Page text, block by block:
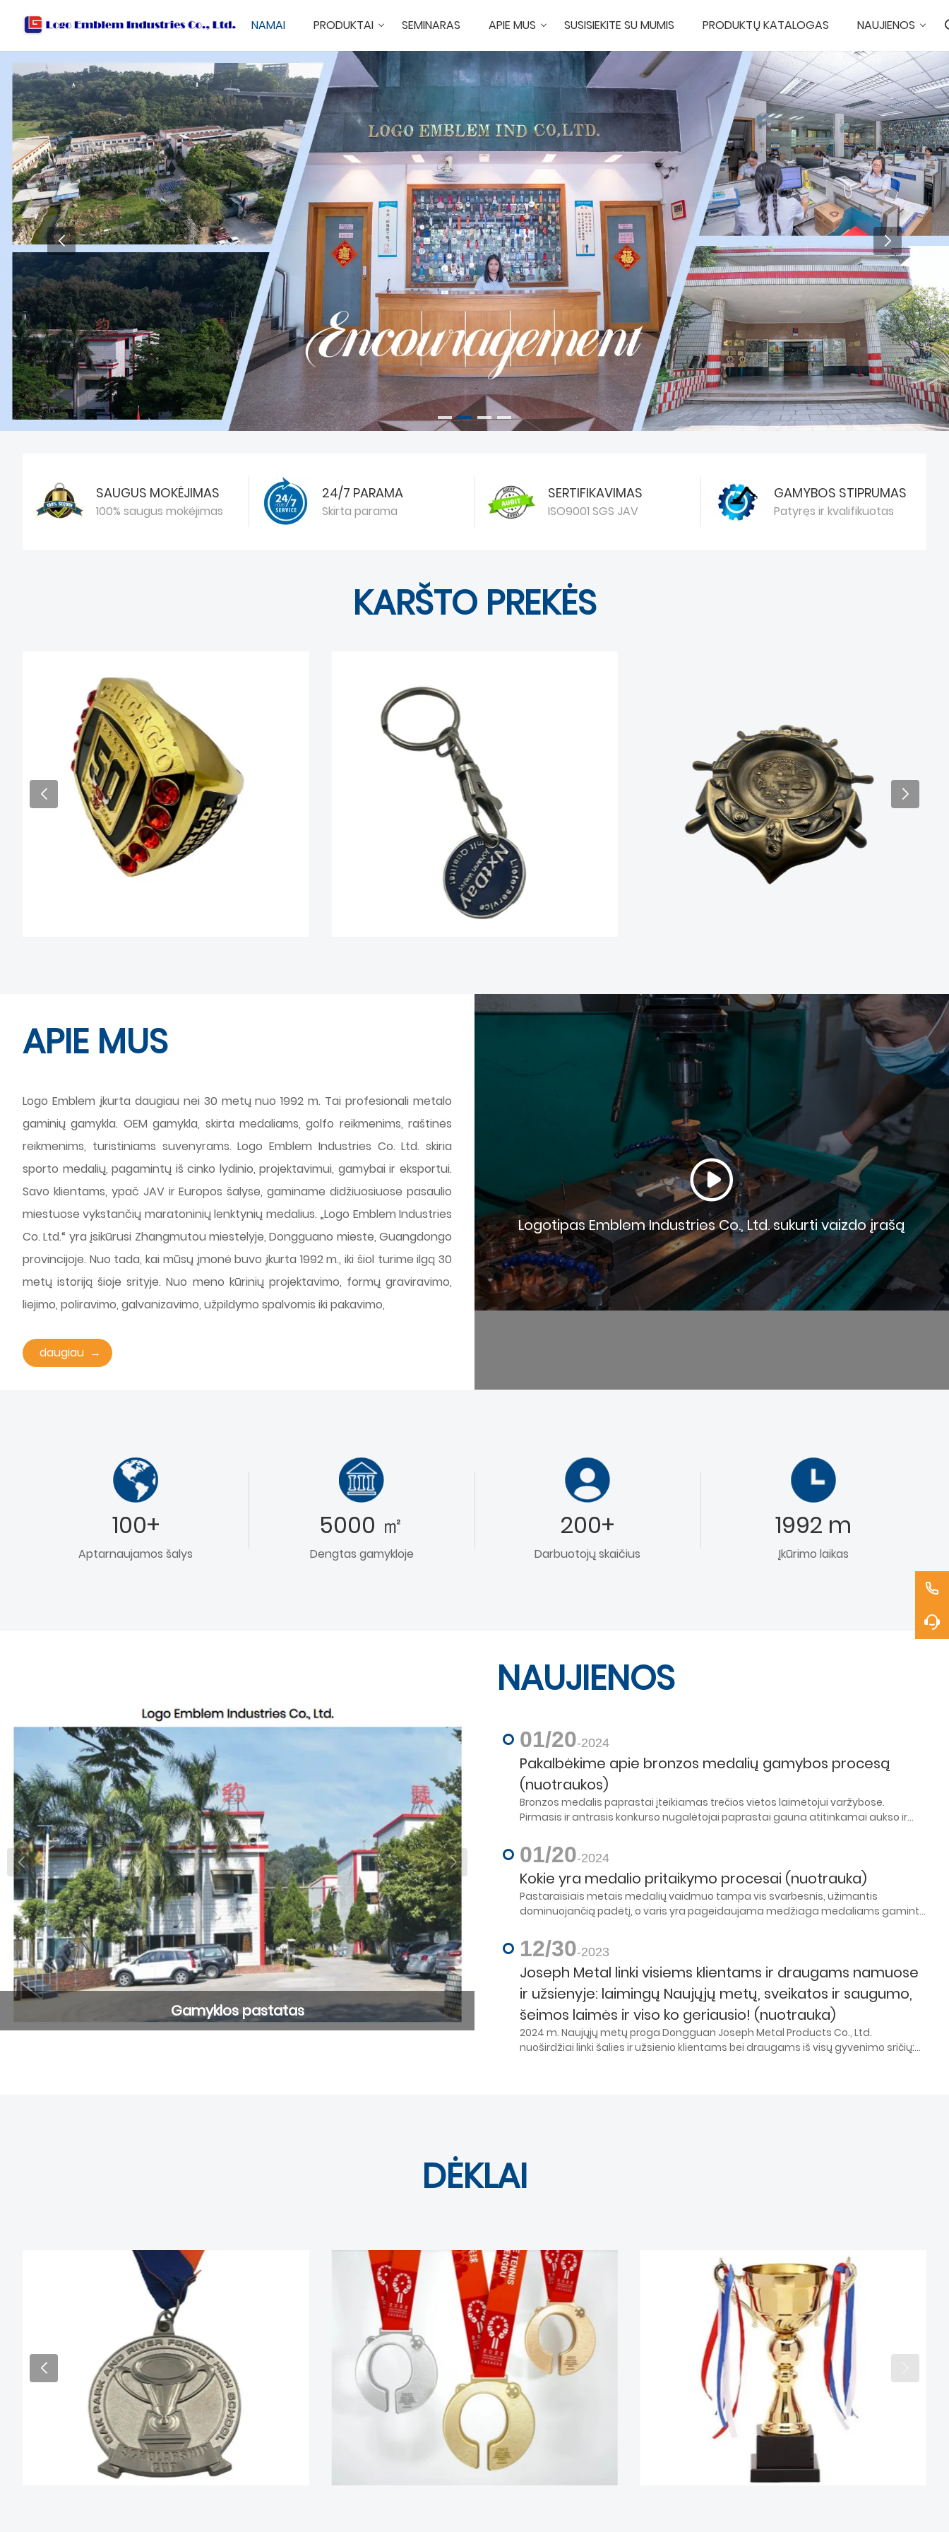
NAMAI PRODUKTAI SEMINARAS APIE MUS SUSISIEKITE SU MUMIS PRODUKTŲ KATALOGAS NAUJIENOS
SAUGUS MOKĖJIMAS
100% saugus mokėjimas
24/7 PARAMA
Skirta parama
SERTIFIKAVIMAS
ISO9001 SGS JAV
GAMYBOS STIPRUMAS
Patyręs ir kvalifikuotas
KARŠTO PREKĖS
APIE MUS
Logo Emblem įkurta daugiau nei 30 metų nuo 1992 m. Tai profesionali metalo
gaminių gamykla. OEM gamykla, skirta medaliams, golfo reikmenims, raštinės
reikmenims, turistiniams suvenyrams. Logo Emblem Industries Co. Ltd. skiria
sporto medalių, pagamintų iš cinko lydinio, projektavimui, gamybai ir eksportui.
Savo klientams, ypač JAV ir Europos šalyse, gaminame didžiuosiuose pasaulio
miestuose vykstančių maratoninių lenktynių medalius. „Logo Emblem Industries
Co. Ltd.“ yra įsikūrusi Zhangmutou miestelyje, Dongguano mieste, Guangdongo
provincijoje. Nuo tada, kai mūsų įmonė buvo įkurta 1992 m., iki šiol turime ilgą 30
metų istoriją šioje srityje. Nuo meno kūrinių projektavimo, formų graviravimo,
liejimo, poliravimo, galvanizavimo, užpildymo spalvomis iki pakavimo,
daugiau
Logotipas Emblem Industries Co., Ltd. sukurti vaizdo įrašą
100+
Aptarnaujamos šalys
5000 ㎡
Dengtas gamykloje
200+
Darbuotojų skaičius
1992 m
Įkūrimo laikas
Gamyklos pastatas
NAUJIENOS
01/20-2024
Pakalbėkime apie bronzos medalių gamybos procesą
(nuotraukos)
Bronzos medalis paprastai įteikiamas trečios vietos laimėtojui varžybose.
Pirmasis ir antrasis konkurso nugalėtojai paprastai gauna atitinkamai aukso ir
01/20-2024
Kokie yra medalio pritaikymo procesai (nuotrauka)
Pastaraisiais metais medalių vaidmuo tampa vis svarbesnis, užimantis
dominuojančią padėtį, o varis yra pageidaujama medžiaga medaliams gaminti.
gana minkšta. Medalio pritaikymo procesas yra koks dalykas? Sužinokime
daugiau apie tai su Joseph Metal redaktoriumi.
12/30-2023
Joseph Metal linki visiems klientams ir draugams namuose
ir užsienyje: laimingų Naujųjų metų, sveikatos ir saugumo,
šeimos laimės ir viso ko geriausio! (nuotrauka)
2024 m. Naujųjų metų proga Dongguan Joseph Metal Products Co., Ltd.
nuoširdžiai linki šalies ir užsienio klientams bei draugams iš visų gyvenimo sričių:
DĖKLAI